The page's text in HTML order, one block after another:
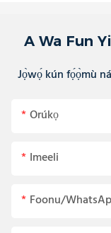
A Wa Fun
Jọ̀wọ́ kún fọ́ọ̀mù
Orúkọ
Imeeli
Foonu/